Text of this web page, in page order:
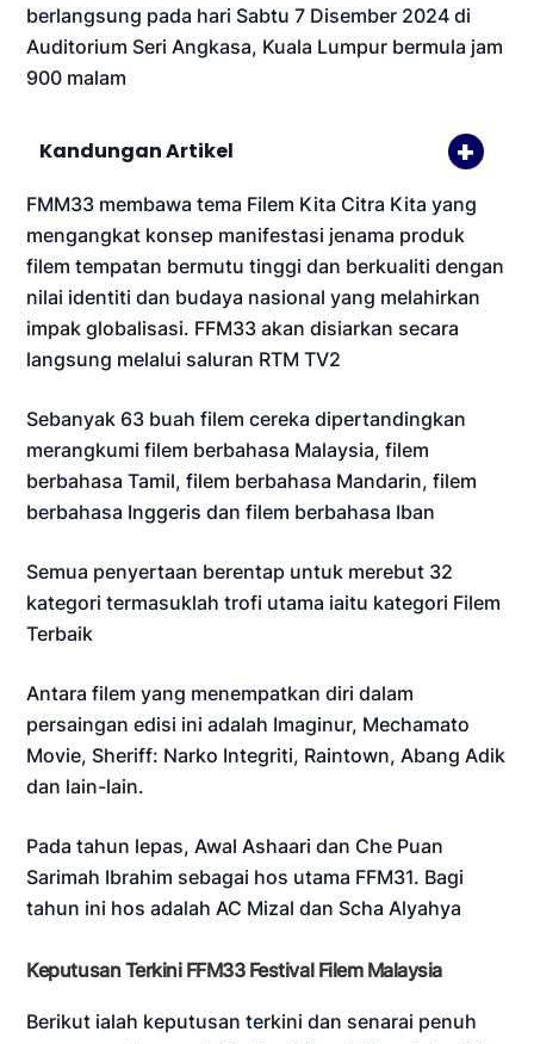
berlangsung pada hari Sabtu 7 Disember 2024 di
Auditorium Seri Angkasa, Kuala Lumpur bermula jam
900 malam
Kandungan Artikel
FMM33 membawa tema Filem Kita Citra Kita yang
mengangkat konsep manifestasi jenama produk
filem tempatan bermutu tinggi dan berkualiti dengan
nilai identiti dan budaya nasional yang melahirkan
impak globalisasi. FFM33 akan disiarkan secara
langsung melalui saluran RTM TV2
Sebanyak 63 buah filem cereka dipertandingkan
merangkumi filem berbahasa Malaysia, filem
berbahasa Tamil, filem berbahasa Mandarin, filem
berbahasa Inggeris dan filem berbahasa Iban
Semua penyertaan berentap untuk merebut 32
kategori termasuklah trofi utama iaitu kategori Filem
Terbaik
Antara filem yang menempatkan diri dalam
persaingan edisi ini adalah Imaginur, Mechamato
Movie, Sheriff: Narko Integriti, Raintown, Abang Adik
dan lain-lain.
Pada tahun lepas, Awal Ashaari dan Che Puan
Sarimah Ibrahim sebagai hos utama FFM31. Bagi
tahun ini hos adalah AC Mizal dan Scha Alyahya
Keputusan Terkini FFM33 Festival Filem Malaysia
Berikut ialah keputusan terkini dan senarai penuh